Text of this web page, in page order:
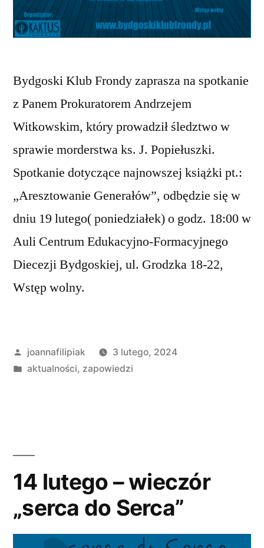
Bydgoski Klub Frondy zaprasza na spotkanie
z Panem Prokuratorem Andrzejem
Witkowskim, który prowadził śledztwo w
sprawie morderstwa ks. J. Popiełuszki.
Spotkanie dotyczące najnowszej książki pt.:
„Aresztowanie Generałów”, odbędzie się w
dniu 19 lutego( poniedziałek) o godz. 18:00 w
Auli Centrum Edukacyjno-Formacyjnego
Diecezji Bydgoskiej, ul. Grodzka 18-22,
Wstęp wolny.
Opublikowane
przez
joannafilipiak
3 lutego, 2024
Opublikowano
aktualności, zapowiedzi
14 lutego – wieczór
„serca do Serca”